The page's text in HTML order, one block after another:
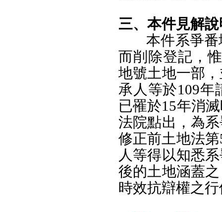
三、本件見解
本件系爭
而削除登記，
地號土地一部
承人等於109年
已罹於15年消
法院點出，為
修正前土地法
人等得以知悉
後的土地涵蓋
時效抗辯權之